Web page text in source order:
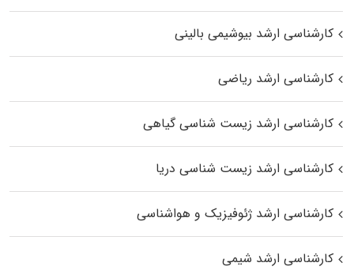
کارشناسی ارشد بیوشیمی بالینی
کارشناسی ارشد ریاضی
کارشناسی ارشد زیست‌ شناسی گیاهی
کارشناسی ارشد زیست‌ شناسی دریا
کارشناسی ارشد ژئوفیزیک و هواشناسی
کارشناسی ارشد شیمی